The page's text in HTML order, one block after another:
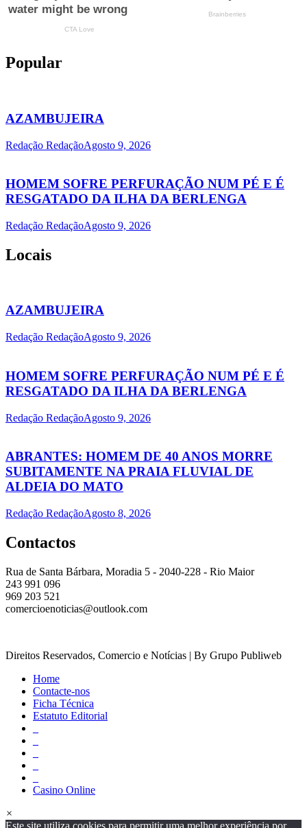
Popular
AZAMBUJEIRA
Redação RedaçãoAgosto 9, 2026
HOMEM SOFRE PERFURAÇÃO NUM PÉ E É
RESGATADO DA ILHA DA BERLENGA
Redação RedaçãoAgosto 9, 2026
Locais
AZAMBUJEIRA
Redação RedaçãoAgosto 9, 2026
HOMEM SOFRE PERFURAÇÃO NUM PÉ E É
RESGATADO DA ILHA DA BERLENGA
Redação RedaçãoAgosto 9, 2026
ABRANTES: HOMEM DE 40 ANOS MORRE
SUBITAMENTE NA PRAIA FLUVIAL DE
ALDEIA DO MATO
Redação RedaçãoAgosto 8, 2026
Contactos
Rua de Santa Bárbara, Moradia 5 - 2040-228 - Rio Maior
243 991 096
969 203 521
comercioenoticias@outlook.com
Direitos Reservados, Comercio e Notícias | By Grupo Publiweb
Home
Contacte-nos
Ficha Técnica
Estatuto Editorial
Casino Online
×
Este site utiliza cookies para permitir uma melhor experiência por